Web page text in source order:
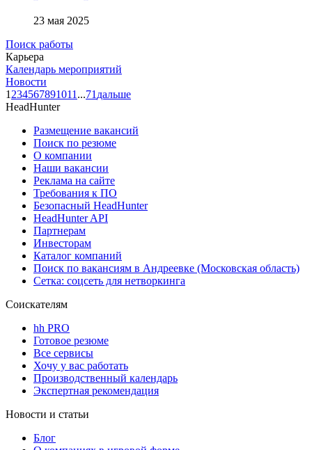
23 мая 2025
Поиск работы
Карьера
Календарь мероприятий
Новости
1 234567891011 ...71 дальше
HeadHunter
Размещение вакансий
Поиск по резюме
О компании
Наши вакансии
Реклама на сайте
Требования к ПО
Безопасный HeadHunter
HeadHunter API
Партнерам
Инвесторам
Каталог компаний
Поиск по вакансиям в Андреевке (Московская область)
Сетка: соцсеть для нетворкинга
Соискателям
hh PRO
Готовое резюме
Все сервисы
Хочу у вас работать
Производственный календарь
Экспертная рекомендация
Новости и статьи
Блог